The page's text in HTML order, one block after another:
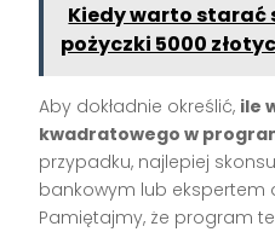
Kiedy warto starać
pożyczki 5000
Aby dokładnie określić, ile
kwadratowego w
przypadku, najlepiej
bankowym lub ekspertem
Pamiętajmy, że program